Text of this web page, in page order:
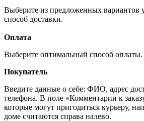
Выберите из предложенных вариантов
способ доставки.
Оплата
Выберите оптимальный способ оплаты.
Покупатель
Введите данные о себе: ФИО, адрес
телефона. В поле «Комментарии к
которые могут пригодиться курьеру,
доме считаются справа налево.